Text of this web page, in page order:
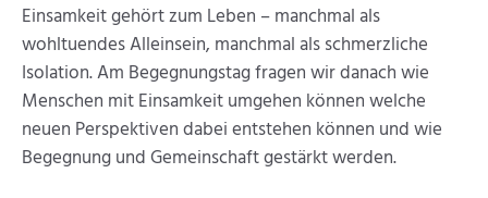
Einsamkeit gehört zum Leben – manchmal als
wohltuendes Alleinsein, manchmal als schmerzliche
Isolation. Am Begegnungstag fragen wir danach wie
Menschen mit Einsamkeit umgehen können welche
neuen Perspektiven dabei entstehen können und wie
Begegnung und Gemeinschaft gestärkt werden.